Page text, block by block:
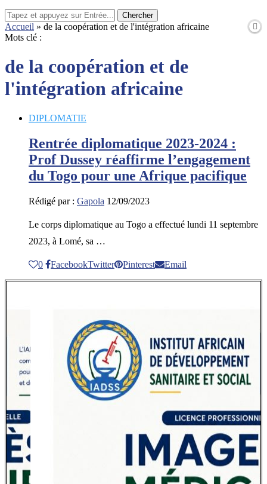
Chercher
Accueil » de la coopération et de l'intégration africaine
Mots clé :
de la coopération et de
l'intégration africaine
DIPLOMATIE
Rentrée diplomatique 2023-2024 :
Prof Dussey réaffirme l’engagement
du Togo pour une Afrique pacifique
Rédigé par : Gapola 12/09/2023
Le corps diplomatique au Togo a effectué lundi 11 septembre
2023, à Lomé, sa …
0 FacebookTwitter Pinterest Email